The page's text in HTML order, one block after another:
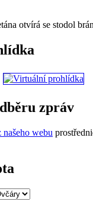
otvírá se stodol
zpráv
našeho webu